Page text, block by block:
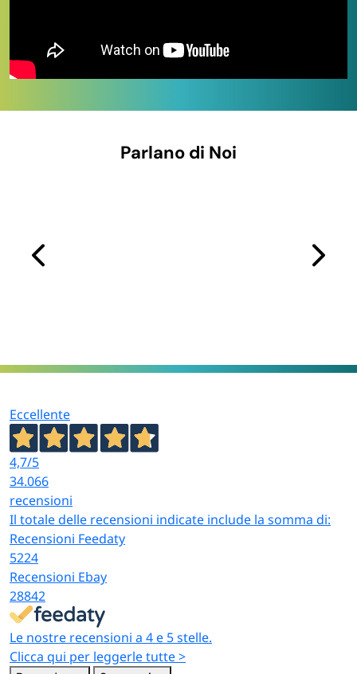
Parlano di Noi
Eccellente
4,7/5
34.066
recensioni
Il totale delle recensioni indicate include la somma di:
Recensioni Feedaty
5224
Recensioni Ebay
28842
Le nostre recensioni a 4 e 5 stelle.
Clicca qui per leggerle tutte >